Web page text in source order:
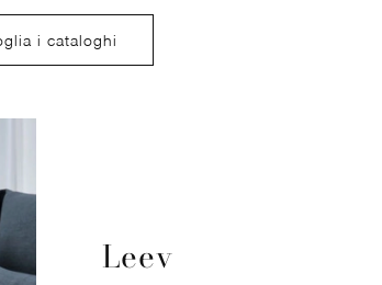
i cataloghi
Leev